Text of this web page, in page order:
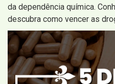
da dependência química.
descubra como vencer as